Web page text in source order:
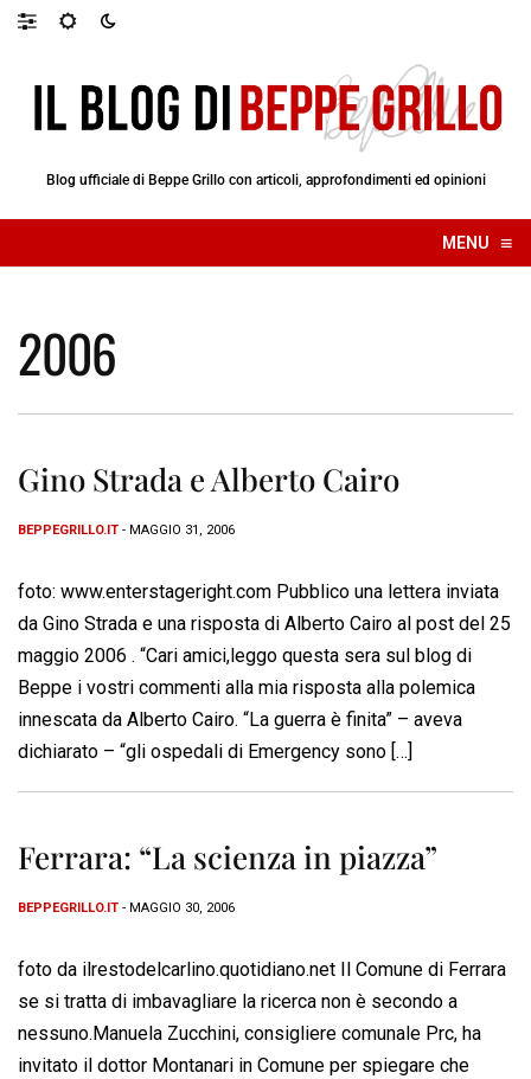
Blog ufficiale di Beppe Grillo con articoli, approfondimenti ed opinioni
MENU ≡
☰
2006
Gino Strada e Alberto Cairo
BEPPEGRILLO.IT - MAGGIO 31, 2006
foto: www.enterstageright.com Pubblico una lettera inviata
da Gino Strada e una risposta di Alberto Cairo al post del 25
maggio 2006 . “Cari amici,leggo questa sera sul blog di
Beppe i vostri commenti alla mia risposta alla polemica
innescata da Alberto Cairo. “La guerra è finita” – aveva
dichiarato – “gli ospedali di Emergency sono […]
Ferrara: “La scienza in piazza”
BEPPEGRILLO.IT - MAGGIO 30, 2006
foto da ilrestodelcarlino.quotidiano.net Il Comune di Ferrara
se si tratta di imbavagliare la ricerca non è secondo a
nessuno.Manuela Zucchini, consigliere comunale Prc, ha
invitato il dottor Montanari in Comune per spiegare che